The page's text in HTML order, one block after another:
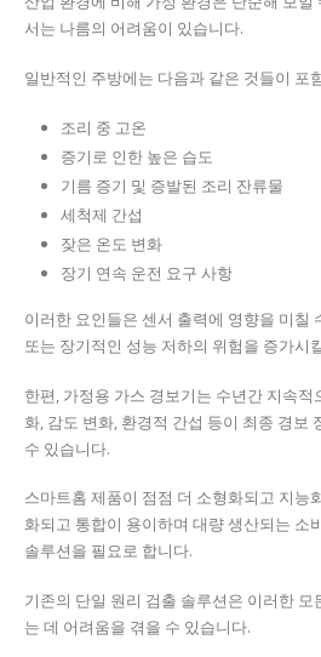
서는 나름의 어려움이 있습니다.
일반적인 주방에는 다음과 같은 것들이 포
조리 중 고온
증기로 인한 높은 습도
기름 증기 및 증발된 조리 잔류물
세척제 간섭
잦은 온도 변화
장기 연속 운전 요구 사항
이러한 요인들은 센서 출력에 영향을 미칠
또는 장기적인 성능 저하의 위험을 증가시
한편, 가정용 가스 경보기는 수년간 지속
화, 감도 변화, 환경적 간섭 등이 최종 경보
수 있습니다.
스마트홈 제품이 점점 더 소형화되고 지능
화되고 통합이 용이하며 대량 생산되는 소
솔루션을 필요로 합니다.
기존의 단일 원리 검출 솔루션은 이러한
는 데 어려움을 겪을 수 있습니다.